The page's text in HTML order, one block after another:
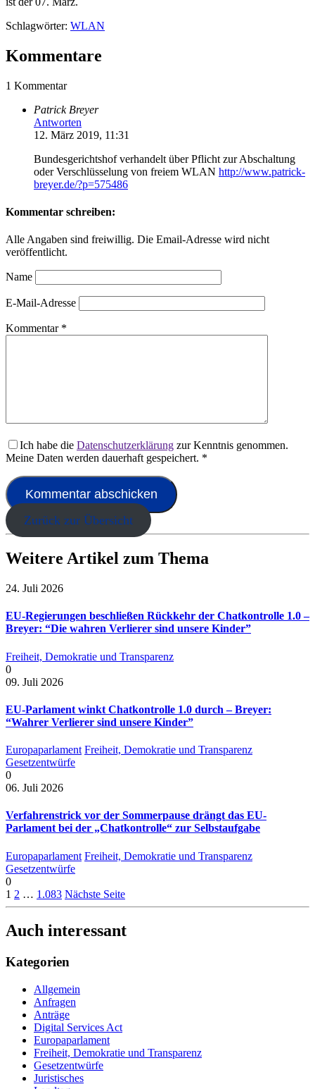
Schlagwörter: WLAN
Kommentare
1 Kommentar
Patrick Breyer
Antworten
12. März 2019, 11:31
Bundesgerichtshof verhandelt über Pflicht zur Abschaltung
oder Verschlüsselung von freiem WLAN http://www.patrick-
breyer.de/?p=575486
Kommentar schreiben:
Alle Angaben sind freiwillig. Die Email-Adresse wird nicht
veröffentlicht.
Name
E-Mail-Adresse
Kommentar *
Ich habe die Datenschutzerklärung zur Kenntnis genommen.
Meine Daten werden dauerhaft gespeichert. *
Zurück zur Übersicht
Weitere Artikel zum Thema
24. Juli 2026
EU-Regierungen beschließen Rückkehr der Chatkontrolle 1.0 –
Breyer: “Die wahren Verlierer sind unsere Kinder”
Freiheit, Demokratie und Transparenz
0
09. Juli 2026
EU-Parlament winkt Chatkontrolle 1.0 durch – Breyer:
“Wahrer Verlierer sind unsere Kinder”
Europaparlament Freiheit, Demokratie und Transparenz
Gesetzentwürfe
0
06. Juli 2026
Verfahrenstrick vor der Sommerpause drängt das EU-
Parlament bei der „Chatkontrolle“ zur Selbstaufgabe
Europaparlament Freiheit, Demokratie und Transparenz
Gesetzentwürfe
0
1 2 … 1.083 Nächste Seite
Auch interessant
Kategorien
Allgemein
Anfragen
Anträge
Digital Services Act
Europaparlament
Freiheit, Demokratie und Transparenz
Gesetzentwürfe
Juristisches